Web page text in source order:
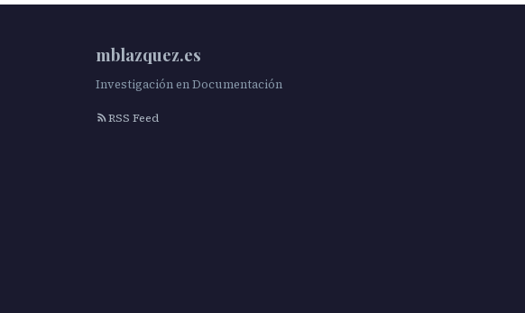
mblazquez.es
Investigación en Documentación
RSS Feed